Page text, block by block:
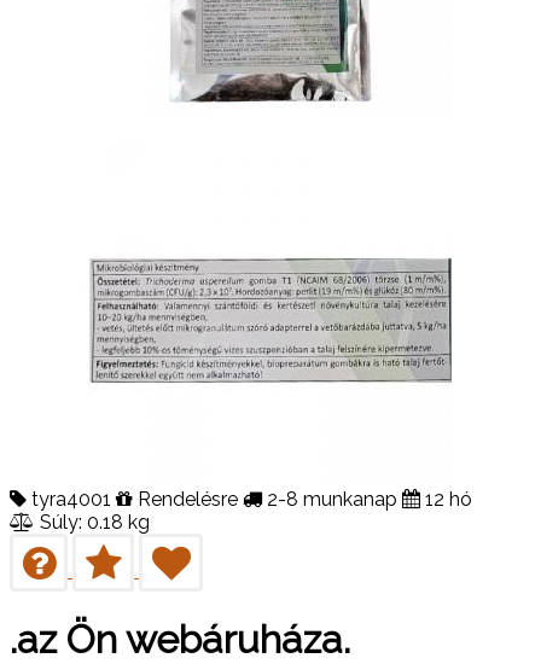
tyra4001 Rendelésre 2-8 munkanap
12 hó
Súly: 0.18 kg
.az Ön webáruháza.